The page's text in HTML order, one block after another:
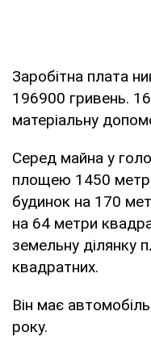
Заробітна плата
196900 гривень.
матеріальну
Серед майна у
площею 1450
будинок на 170
на 64 метри
земельну ділянку
квадратних.
Він має
року.